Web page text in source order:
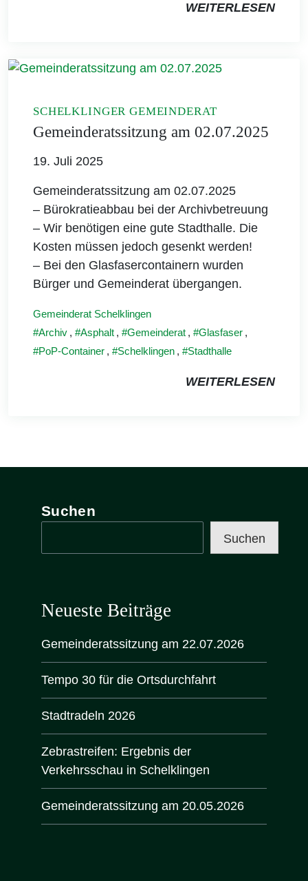
WEITERLESEN
SCHELKLINGER GEMEINDERAT
Gemeinderatssitzung am 02.07.2025
19. Juli 2025
Gemeinderatssitzung am 02.07.2025
– Bürokratieabbau bei der Archivbetreuung
– Wir benötigen eine gute Stadthalle. Die
Kosten müssen jedoch gesenkt werden!
– Bei den Glasfasercontainern wurden
Bürger und Gemeinderat übergangen.
Gemeinderat Schelklingen
Archiv , Asphalt , Gemeinderat , Glasfaser ,
PoP-Container , Schelklingen , Stadthalle
WEITERLESEN
Suchen
Suchen
Neueste Beiträge
Gemeinderatssitzung am 22.07.2026
Tempo 30 für die Ortsdurchfahrt
Stadtradeln 2026
Zebrastreifen: Ergebnis der
Verkehrsschau in Schelklingen
Gemeinderatssitzung am 20.05.2026